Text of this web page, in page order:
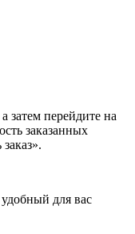
затем перейдите на
заказанных
для вас